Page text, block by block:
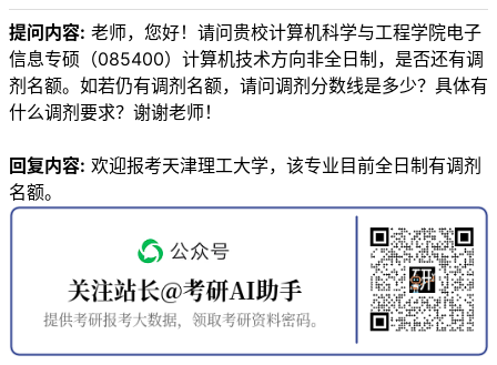
提问内容: 老师，您好！请问贵校计算机科学与工程学院电子
信息专硕（085400）计算机技术方向非全日制，是否还有调
剂名额。如若仍有调剂名额，请问调剂分数线是多少？具体有
什么调剂要求？谢谢老师！
回复内容: 欢迎报考天津理工大学，该专业目前全日制有调剂
名额。